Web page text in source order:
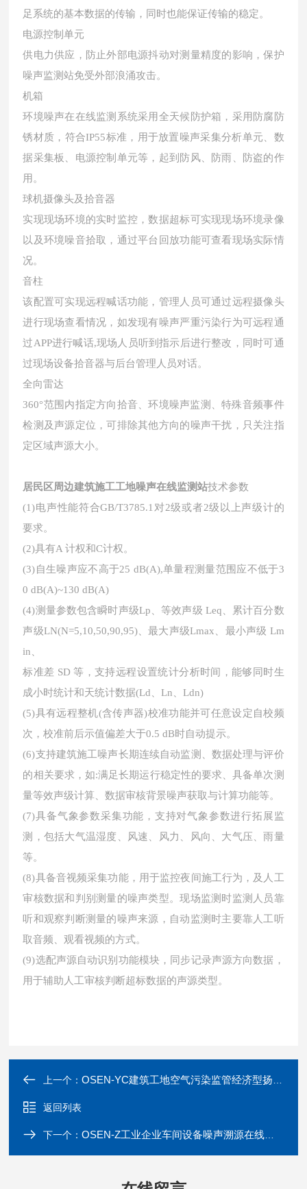
足系统的基本数据的传输，同时也能保证传输的稳定。
电源控制单元
供电力供应，防止外部电源抖动对测量精度的影响，保护
噪声监测站免受外部浪涌攻击。
机箱
环境噪声在在线监测系统采用全天候防护箱，采用防腐防
锈材质，符合IP55标准，用于放置噪声采集分析单元、数
据采集板、电源控制单元等，起到防风、防雨、防盗的作
用。
球机摄像头及拾音器
实现现场环境的实时监控，数据超标可实现现场环境录像
以及环境噪音拾取，通过平台回放功能可查看现场实际情
况。
音柱
该配置可实现远程喊话功能，管理人员可通过远程摄像头
进行现场查看情况，如发现有噪声严重污染行为可远程通
过APP进行喊话,现场人员听到指示后进行整改，同时可通
过现场设备拾音器与后台管理人员对话。
全向雷达
360°范围内指定方向拾音、环境噪声监测、特殊音频事件
检测及声源定位，可排除其他方向的噪声干扰，只关注指
定区域声源大小。
居民区周边建筑施工工地噪声在线监测站技术参数
(1)电声性能符合GB/T3785.1对2级或者2级以上声级计的
要求。
(2)具有A 计权和C计权。
(3)自生噪声应不高于25 dB(A),单量程测量范围应不低于3
0 dB(A)~130 dB(A)
(4)测量参数包含瞬时声级Lp、等效声级 Leq、累计百分数
声级LN(N=5,10,50,90,95)、最大声级Lmax、最小声级 Lm
in、
标准差 SD 等，支持远程设置统计分析时间，能够同时生
成小时统计和天统计数据(Ld、Ln、Ldn)
(5)具有远程整机(含传声器)校准功能并可任意设定自校频
次，校准前后示值偏差大于0.5 dB时自动提示。
(6)支持建筑施工噪声长期连续自动监测、数据处理与评价
的相关要求，如:满足长期运行稳定性的要求、具备单次测
量等效声级计算、数据审核背景噪声获取与计算功能等。
(7)具备气象参数采集功能，支持对气象参数进行拓展监
测，包括大气温湿度、风速、风力、风向、大气压、雨量
等。
(8)具备音视频采集功能，用于监控夜间施工行为，及人工
审核数据和判别测量的噪声类型。现场监测时监测人员靠
听和观察判断测量的噪声来源，自动监测时主要靠人工听
取音频、观看视频的方式。
(9)选配声源自动识别功能模块，同步记录声源方向数据，
用于辅助人工审核判断超标数据的声源类型。
上一个：OSEN-YC建筑工地空气污染监管经济型扬尘八参监测站
返回列表
下一个：OSEN-Z工业企业车间设备噪声溯源在线监测系统